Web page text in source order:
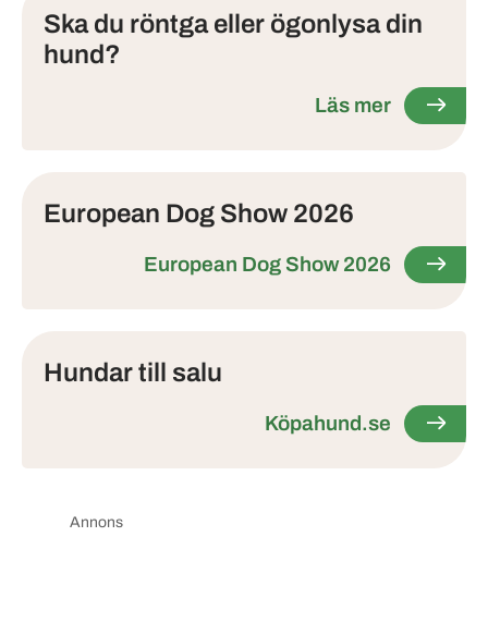
Ska du röntga eller ögonlysa din
hund?
Läs mer
European Dog Show 2026
European Dog Show 2026
Hundar till salu
Köpahund.se
Annons